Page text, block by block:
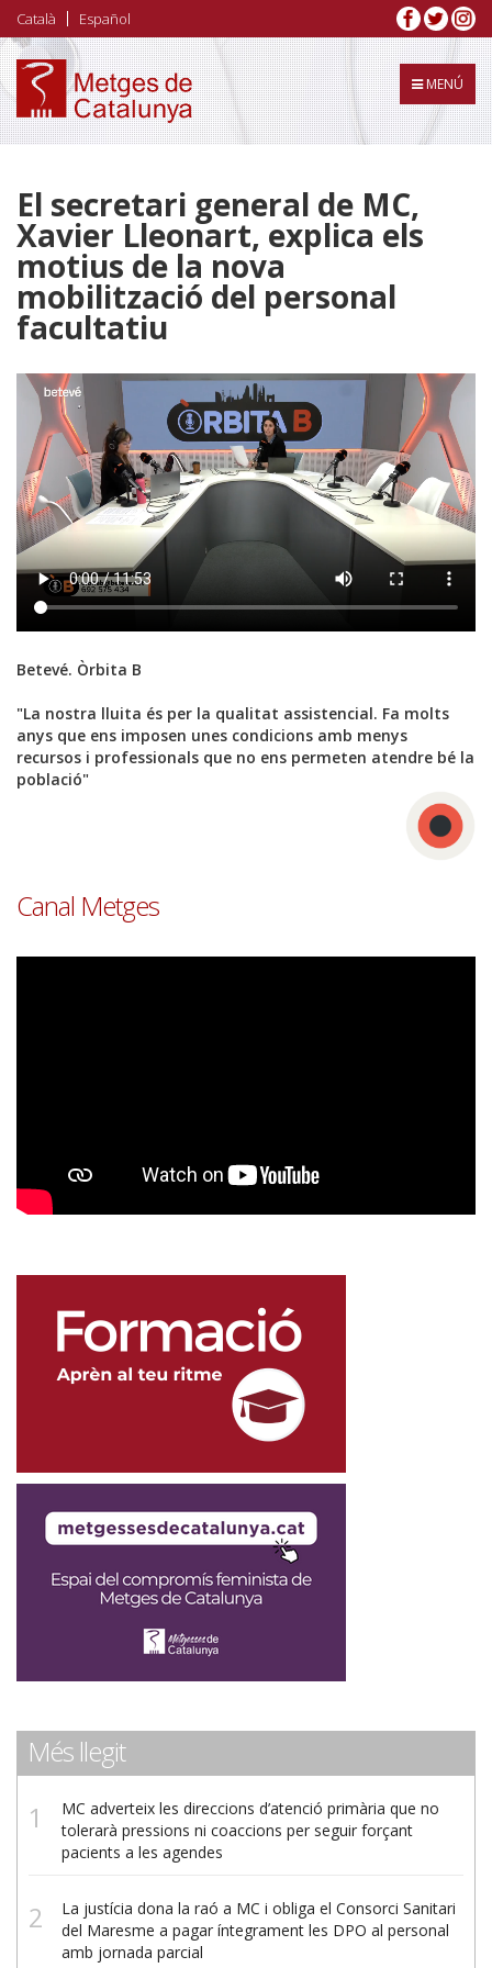
Vés
al
contingut
Català Español
MENÚ
El secretari general de MC,
Xavier Lleonart, explica els
motius de la nova
mobilització del personal
facultatiu
Betevé. Òrbita B
"La nostra lluita és per la qualitat assistencial. Fa molts
anys que ens imposen unes condicions amb menys
recursos i professionals que no ens permeten atendre bé la
població"
Font
Canal Metges
Més llegit
MC adverteix les direccions d’atenció primària que no
tolerarà pressions ni coaccions per seguir forçant
pacients a les agendes
La justícia dona la raó a MC i obliga el Consorci Sanitari
del Maresme a pagar íntegrament les DPO al personal
amb jornada parcial